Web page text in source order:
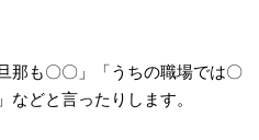
那も〇〇」「うちの職場では〇
どと言ったりします。